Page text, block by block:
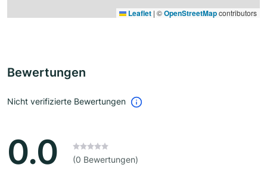
Leaflet | ©OpenStreetMapcontributors
Bewertungen
Nicht verifizierte Bewertungen
0.0 (0 Bewertungen)